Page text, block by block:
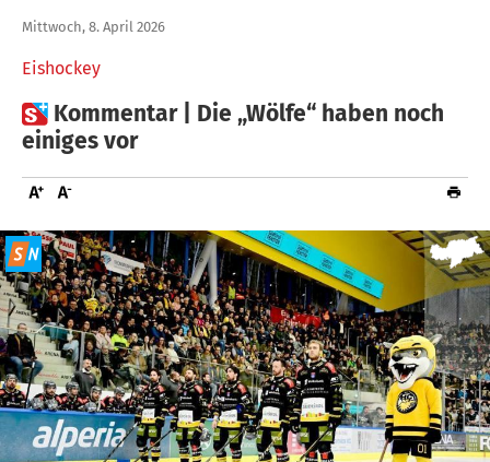
Eishockey
Mittwoch, 8. April 2026
 Kommentar | Die „Wölfe“ haben noch
einiges vor